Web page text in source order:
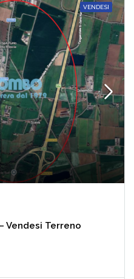
VENDESI
Vendesi Terreno